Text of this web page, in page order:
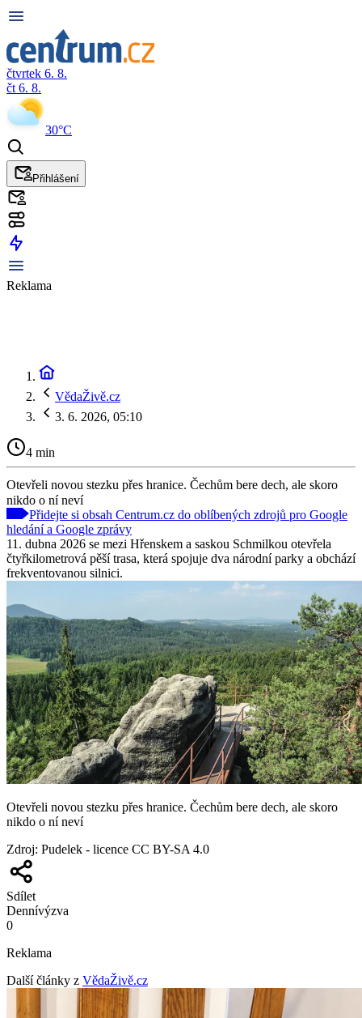
čtvrtek 6. 8.
čt 6. 8.
30°C
Přihlášení
Reklama
VědaŽivě.cz
3. 6. 2026, 05:10
4 min
Otevřeli novou stezku přes hranice. Čechům bere dech, ale skoro
nikdo o ní neví
Přidejte si obsah Centrum.cz do oblíbených zdrojů pro Google
hledání a Google zprávy
11. dubna 2026 se mezi Hřenskem a saskou Schmilkou otevřela
čtyřkilometrová pěší trasa, která spojuje dva národní parky a obchází
frekventovanou silnici.
Otevřeli novou stezku přes hranice. Čechům bere dech, ale skoro
nikdo o ní neví
Zdroj: Pudelek - licence CC BY-SA 4.0
Sdílet
Dennívýzva
0
Reklama
Další články z VědaŽivě.cz